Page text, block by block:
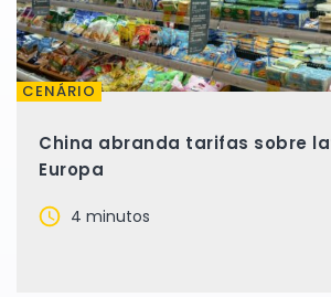
CENÁRIO
China abranda tarifas sobre
Europa
4 minutos